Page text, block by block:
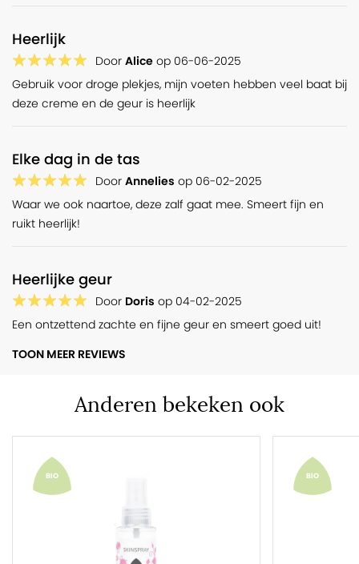
Heerlijk
Door Alice op 06-06-2025
Gebruik voor droge plekjes, mijn voeten hebben veel baat bij
deze creme en de geur is heerlijk
Elke dag in de tas
Door Annelies op 06-02-2025
Waar we ook naartoe, deze zalf gaat mee. Smeert fijn en
ruikt heerlijk!
Heerlijke geur
Door Doris op 04-02-2025
Een ontzettend zachte en fijne geur en smeert goed uit!
TOON MEER REVIEWS
Anderen bekeken ook
BIO BIO